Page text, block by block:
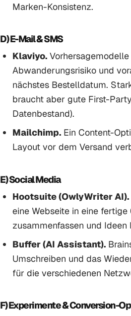
Marken-Konsistenz.
D) E-Mail & SMS
Klaviyo.
Abwanderungsrisiko und
nächstes Bestelldatum.
braucht aber gute First-
Datenbestand).
Mailchimp.Ein Content-
Layout vor dem Versand
E) Social Media
Hootsuite (OwlyWriter AI).
eine Webseite in eine fertige
zusammenfassen und Ideen
Buffer (AI Assistant).
Umschreiben und das
für die verschiedenen
F) Experimente & Conversion-